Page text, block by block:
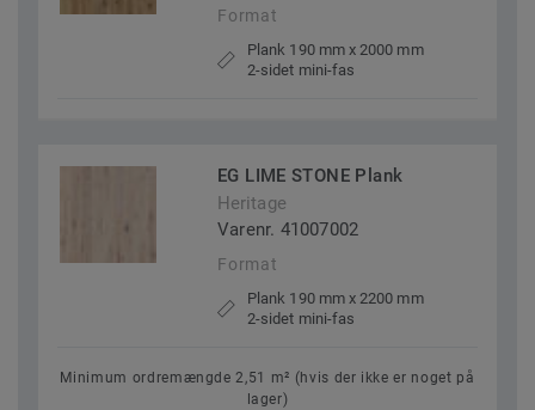
Format
Plank 190 mm x 2000 mm
2-sidet mini-fas
EG LIME STONE Plank
Heritage
Varenr. 41007002
Format
Plank 190 mm x 2200 mm
2-sidet mini-fas
Minimum ordremængde 2,51 m² (hvis der ikke er noget på
lager)